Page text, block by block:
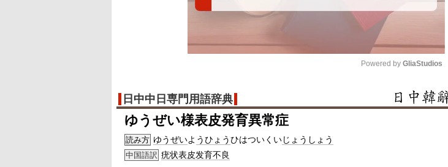
Mute
Powered by GliaStudios
日中中日専門用語辞典
ゆうぜい様表皮発育異常症
読み方 ゆうぜいよ うひょうひはついくいじょうしょう
中国語訳 疣状表皮发育不良